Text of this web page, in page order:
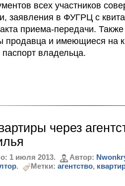
всех участников
заявления в ФУГРЦ с
приема-передачи.
продавца и имеющиеся на
владельца.
через
1 июля 2013. Автор:
. Метки: агентство,